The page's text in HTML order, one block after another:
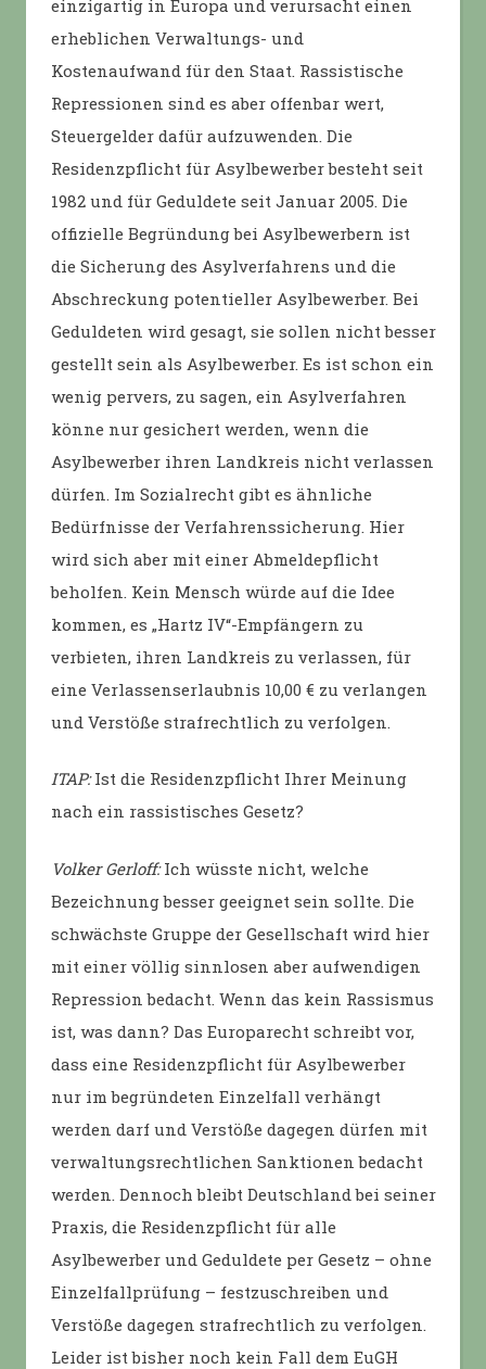
einzigartig in Europa und verursacht einen
erheblichen Verwaltungs- und
Kostenaufwand für den Staat. Rassistische
Repressionen sind es aber offenbar wert,
Steuergelder dafür aufzuwenden. Die
Residenzpflicht für Asylbewerber besteht seit
1982 und für Geduldete seit Januar 2005. Die
offizielle Begründung bei Asylbewerbern ist
die Sicherung des Asylverfahrens und die
Abschreckung potentieller Asylbewerber. Bei
Geduldeten wird gesagt, sie sollen nicht besser
gestellt sein als Asylbewerber. Es ist schon ein
wenig pervers, zu sagen, ein Asylverfahren
könne nur gesichert werden, wenn die
Asylbewerber ihren Landkreis nicht verlassen
dürfen. Im Sozialrecht gibt es ähnliche
Bedürfnisse der Verfahrenssicherung. Hier
wird sich aber mit einer Abmeldepflicht
beholfen. Kein Mensch würde auf die Idee
kommen, es „Hartz IV“-Empfängern zu
verbieten, ihren Landkreis zu verlassen, für
eine Verlassenserlaubnis 10,00 € zu verlangen
und Verstöße strafrechtlich zu verfolgen.
ITAP:Ist die Residenzpflicht Ihrer Meinung
nach ein rassistisches Gesetz?
Volker Gerloff:Ich wüsste nicht, welche
Bezeichnung besser geeignet sein sollte. Die
schwächste Gruppe der Gesellschaft wird hier
mit einer völlig sinnlosen aber aufwendigen
Repression bedacht. Wenn das kein Rassismus
ist, was dann? Das Europarecht schreibt vor,
dass eine Residenzpflicht für Asylbewerber
nur im begründeten Einzelfall verhängt
werden darf und Verstöße dagegen dürfen mit
verwaltungsrechtlichen Sanktionen bedacht
werden. Dennoch bleibt Deutschland bei seiner
Praxis, die Residenzpflicht für alle
Asylbewerber und Geduldete per Gesetz – ohne
Einzelfallprüfung – festzuschreiben und
Verstöße dagegen strafrechtlich zu verfolgen.
Leider ist bisher noch kein Fall dem EuGH